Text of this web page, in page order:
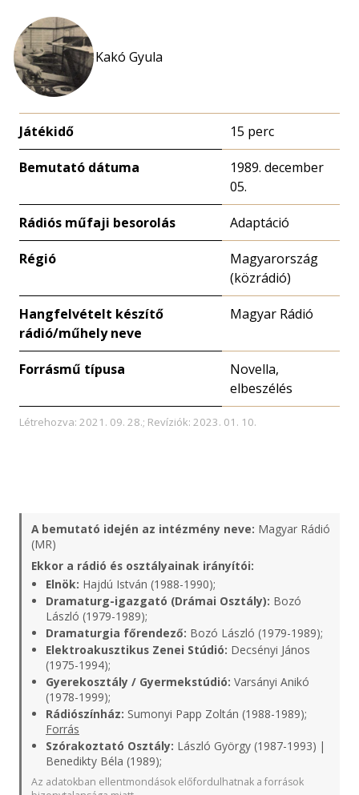
Kakó Gyula
Játékidő 15 perc
Bemutató dátuma
1989. december
05.
Rádiós műfaji besorolás Adaptáció
Régió
Magyarország
(közrádió)
Hangfelvételt készítő
rádió/műhely neve
Magyar Rádió
Forrásmű típusa
Novella,
elbeszélés
Létrehozva: 2021. 09. 28.; Revíziók: 2023. 01. 10.
A bemutató idején az intézmény neve: Magyar Rádió
(MR)
Ekkor a rádió és osztályainak irányítói:
Elnök: Hajdú István (1988-1990);
Dramaturg-igazgató (Drámai Osztály): Bozó
László (1979-1989);
Dramaturgia főrendező: Bozó László (1979-1989);
Elektroakusztikus Zenei Stúdió: Decsényi János
(1975-1994);
Gyerekosztály / Gyermekstúdió: Varsányi Anikó
(1978-1999);
Rádiószínház: Sumonyi Papp Zoltán (1988-1989);
Forrás
Szórakoztató Osztály: László György (1987-1993) |
Benedikty Béla (1989);
Az adatokban ellentmondások előfordulhatnak a források